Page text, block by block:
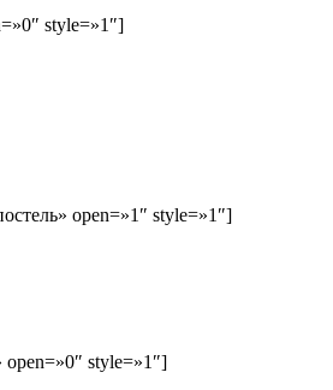
style=»1″]
open=»1″ style=»1″]
style=»1″]